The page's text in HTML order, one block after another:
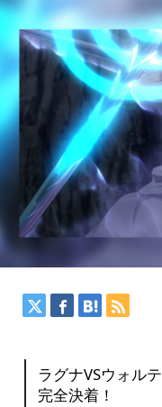
ラグナVSウォル
完全決着！